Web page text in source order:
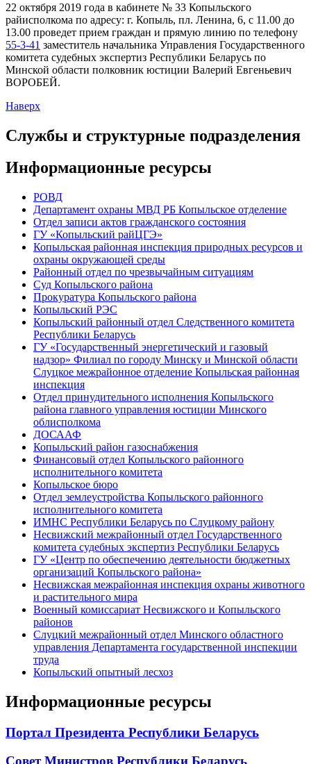
22 октября 2019 года в кабинете № 33 Копыльского
райисполкома по адресу: г. Копыль, пл. Ленина, 6, с 11.00 до
13.00 проведет прием граждан и прямую линию по телефону
55-3-41 заместитель начальника Управления Государственного
комитета судебных экспертиз Республики Беларусь по
Минской области полковник юстиции Валерий Евгеньевич
ВОРОБЕЙ.
Наверх
Службы и структурные подразделения
Информационные ресурсы
РОВД
Департамент охраны МВД РБ Копыльское отделение
Отдел записи актов гражданского состояния
ГУ «Копыльский райЦГЭ»
Копыльская районная инспекция природных ресурсов и
охраны окружающей среды
Районный отдел по чрезвычайным ситуациям
Суд Копыльского района
Прокуратура Копыльского района
Копыльский РЭС
Копыльский районный отдел Следственного комитета
Республики Беларусь
ГУ «Государственный энергетический и газовый
надзор» Филиал по городу Минску и Минской области
Слуцкое межрайонное отделение Копыльская районная
инспекция
Отдел принудительного исполнения Копыльского
района главного управления юстиции Минского
облисполкома
ДОСААФ
Копыльский район газоснабжения
Финансовый отдел Копыльского районного
исполнительного комитета
Копыльское бюро
Отдел землеустройства Копыльского районного
исполнительного комитета
ИМНС Республики Беларусь по Слуцкому району
Несвижский межрайонный отдел Государственного
комитета судебных экспертиз Республики Беларусь
ГУ «Центр по обеспечению деятельности бюджетных
организаций Копыльского района»
Несвижская межрайонная инспекция охраны животного
и растительного мира
Военный комиссариат Несвижского и Копыльского
районов
Слуцкий межрайонный отдел Минского областного
управления Департамента государственной инспекции
труда
Копыльский опытный лесхоз
Информационные ресурсы
Портал Президента Республики Беларусь
Совет Министров Республики Беларусь